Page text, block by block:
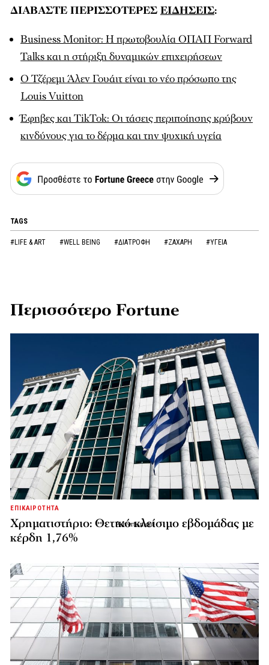
ΔΙΑΒΑΣΤΕ ΠΕΡΙΣΣΟΤΕΡΕΣ ΕΙΔΗΣΕΙΣ:
Business Monitor: H πρωτοβουλία ΟΠΑΠ Forward
Talks και η στήριξη δυναμικών επιχειρήσεων
Ο Τζέρεμι Άλεν Γουάιτ είναι το νέο πρόσωπο της
Louis Vuitton
Έφηβες και TikTok: Οι τάσεις περιποίησης κρύβουν
κινδύνους για το δέρμα και την ψυχική υγεία
TAGS
#LIFE & ART #WELL BEING #ΔΙΑΤΡΟΦΗ #ΖΑΧΑΡΗ #ΥΓΕΙΑ
Περισσότερο Fortune
ΕΠΙΚΑΙΡΟΤΗΤΑ
Χρηματιστήριο: Θετικό κλείσιμο εβδομάδας με
κέρδη 1,76%